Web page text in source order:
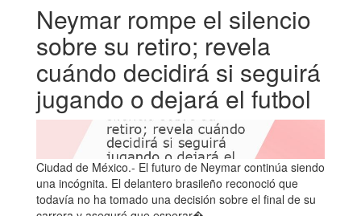
Neymar rompe el silencio
sobre su retiro; revela
cuándo decidirá si seguirá
jugando o dejará el futbol
Ciudad de México.- El futuro de Neymar continúa siendo
una incógnita. El delantero brasileño reconoció que
todavía no ha tomado una decisión sobre el final de su